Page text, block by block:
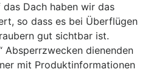
Dach haben wir das
so dass es bei Überflügen
gut sichtbar ist.
Absperrzwecken dienenden
mit Produktinformationen